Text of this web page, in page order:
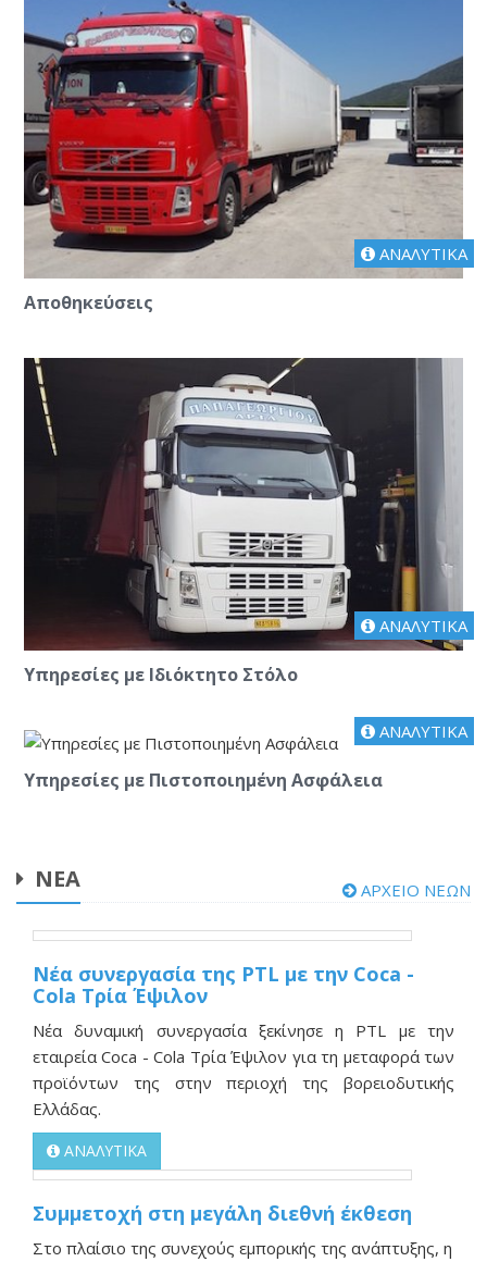
ΑΝΑΛΥΤΙΚΑ
Αποθηκεύσεις
ΑΝΑΛΥΤΙΚΑ
Υπηρεσίες με Ιδιόκτητο Στόλο
ΑΝΑΛΥΤΙΚΑ
Υπηρεσίες με Πιστοποιημένη Ασφάλεια
ΝΕΑ ΑΡΧΕΙΟ ΝΕΩΝ
Νέα συνεργασία της PTL με την Coca -
Cola Τρία Έψιλον
Νέα δυναμική συνεργασία ξεκίνησε η PTL με την
εταιρεία Coca - Cola Τρία Έψιλον για τη μεταφορά των
προϊόντων της στην περιοχή της βορειοδυτικής
Ελλάδας.
ΑΝΑΛΥΤΙΚΑ
Συμμετοχή στη μεγάλη διεθνή έκθεση
Στο πλαίσιο της συνεχούς εμπορικής της ανάπτυξης, η